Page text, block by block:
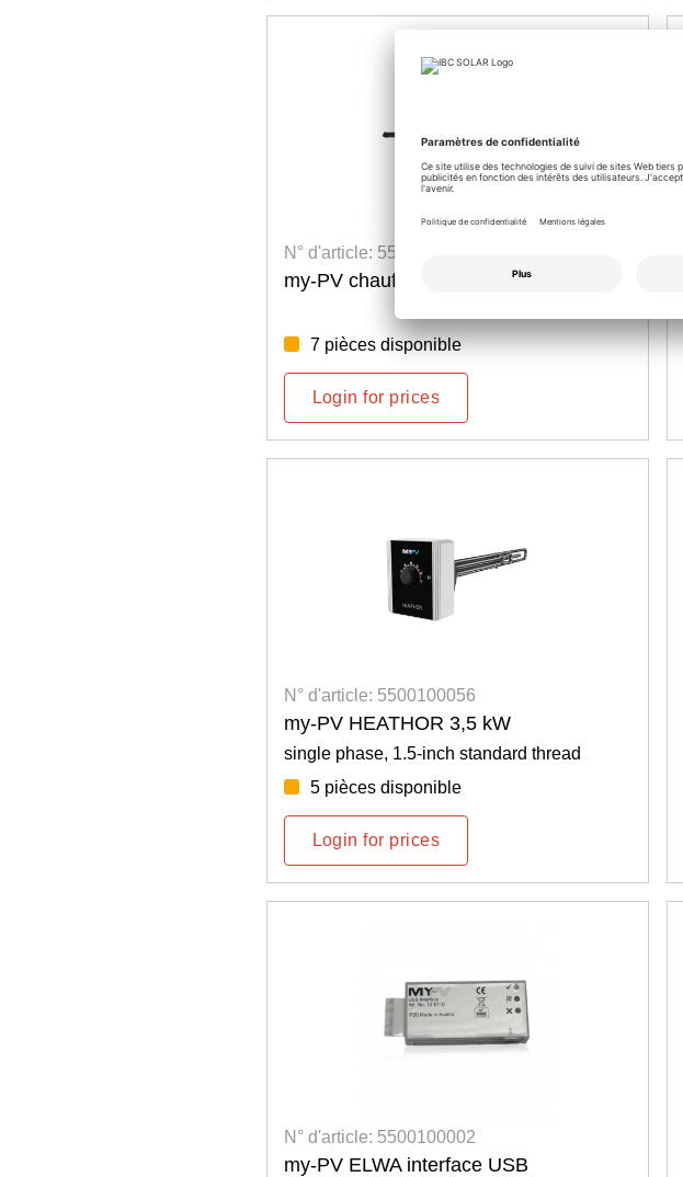
N° d'article: 5500100038
my-PV chauffe-eau immersion 9 kW
7 pièces disponible
Login for prices
N° d'article: 5500100056
my-PV HEATHOR 3,5 kW
single phase, 1.5-inch standard thread
5 pièces disponible
Login for prices
N° d'article: 5500100002
my-PV ELWA interface USB